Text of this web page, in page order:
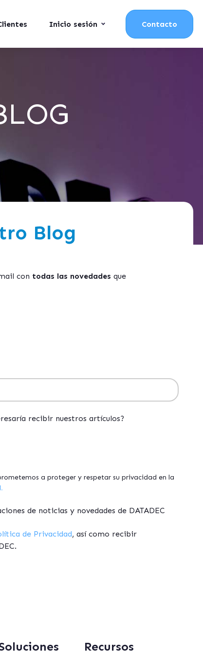
Inicio sesión Contacto
Blog
con todas las novedades que
recibir nuestros artículos?
a proteger y respetar su privacidad en la
de noticias y novedades de DATADEC
de Privacidad, así como recibir
Recursos